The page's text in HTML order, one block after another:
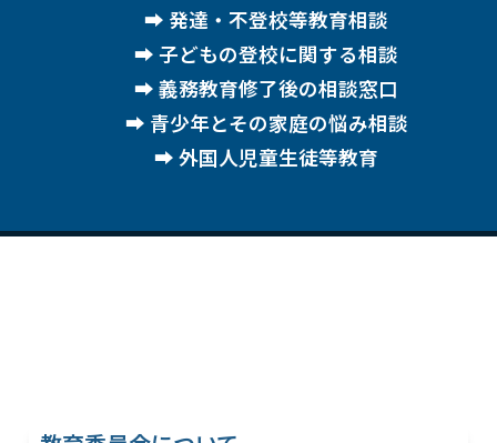
発達・不登校等教育相談
子どもの登校に関する相談
義務教育修了後の相談窓口
青少年とその家庭の悩み相談
外国人児童生徒等教育